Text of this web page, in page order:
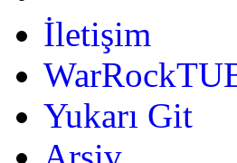
İletişim
Yukarı Git